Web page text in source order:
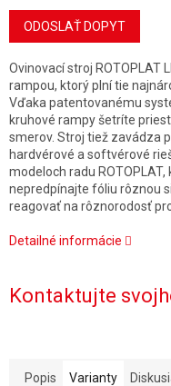
Jednotková
cena:
ODOSLAŤ DOPYT
Ovinovací stroj ROTOPLAT
rampou, ktorý plní tie
Vďaka patentovanému
kruhové rampy šetríte
smerov. Stroj tiež zavádza
hardvérové a softvérové
modeloch radu
nepredpínajte fóliu rôznou
reagovať na rôznorodosť
Detailné informácie
Kontaktujte
Popis Varianty